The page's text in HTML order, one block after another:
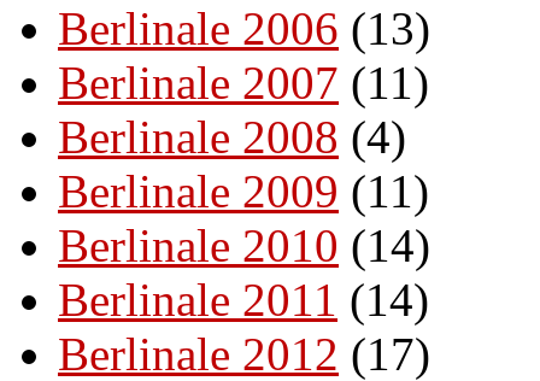
Berlinale 2006 (13)
Berlinale 2007 (11)
Berlinale 2008 (4)
Berlinale 2009 (11)
Berlinale 2010 (14)
Berlinale 2011 (14)
Berlinale 2012 (17)